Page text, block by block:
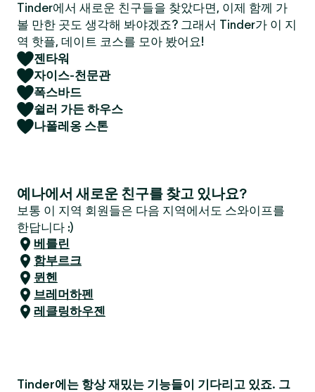
Tinder에서 새로운 친구들을 찾았다면, 이제 함께 가
볼 만한 곳도 생각해 봐야겠죠? 그래서 Tinder가 이 지
역 핫플, 데이트 코스를 모아 봤어요!
젠타워
자이스-천문관
폭스바드
쉴러 가든 하우스
나폴레옹 스톤
예나에서 새로운 친구를 찾고 있나요?
보통 이 지역 회원들은 다음 지역에서도 스와이프를
한답니다 :)
베를린
함부르크
뮌헨
브레머하펜
레클링하우젠
Tinder에는 항상 재밌는 기능들이 기다리고 있죠. 그